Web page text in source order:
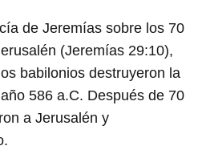
de Jeremías sobre los 70
(Jeremías 29:10),
babilonios destruyeron la
586 a.C. Después de 70
a Jerusalén y